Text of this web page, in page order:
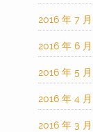
2016 年 7 月
2016 年 6 月
2016 年 5 月
2016 年 4 月
2016 年 3 月